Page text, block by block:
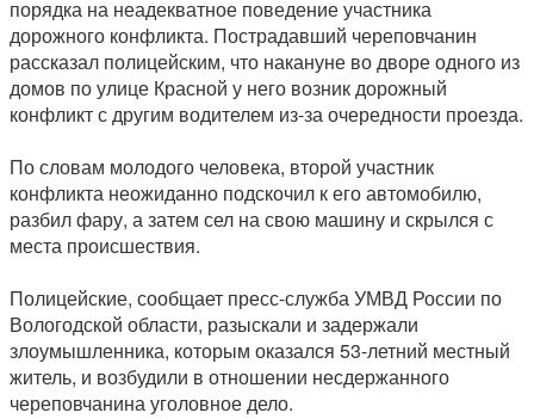
порядка на неадекватное поведение участника
дорожного конфликта. Пострадавший череповчанин
рассказал полицейским, что накануне во дворе одного из
домов по улице Красной у него возник дорожный
конфликт с другим водителем из-за очередности проезда.
По словам молодого человека, второй участник
конфликта неожиданно подскочил к его автомобилю,
разбил фару, а затем сел на свою машину и скрылся с
места происшествия.
Полицейские, сообщает пресс-служба УМВД России по
Вологодской области, разыскали и задержали
злоумышленника, которым оказался 53-летний местный
житель, и возбудили в отношении несдержанного
череповчанина уголовное дело.